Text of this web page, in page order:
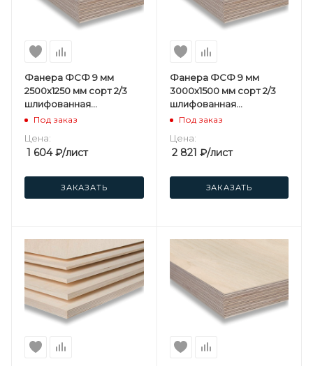
Фанера ФСФ 9 мм
2500х1250 мм сорт 2/3
шлифованная
березовая
Под заказ
Цена:
1 604₽/лист
ЗАКАЗАТЬ
Фанера ФСФ 9 мм
3000х1500 мм сорт 2/3
шлифованная
березовая
Под заказ
Цена:
2 821 ₽/лист
ЗАКАЗАТЬ